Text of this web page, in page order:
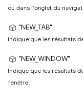
ou dans l'onglet du
"NEW_TAB"
Indique que les résultats
"NEW_WINDOW"
Indique que les résultats
fenêtre.